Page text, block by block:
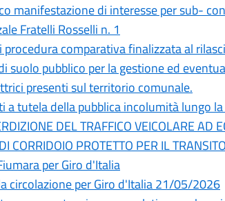
manifestazione di interesse per sub-
Fratelli Rosselli n. 1
procedura comparativa finalizzata al
suolo pubblico per la gestione ed
presenti sul territorio comunale.
a tutela della pubblica incolumità lungo
DEL TRAFFICO VEICOLARE AD
CORRIDOIO PROTETTO PER IL
per Giro d'Italia
circolazione per Giro d'Italia 21/05/2026